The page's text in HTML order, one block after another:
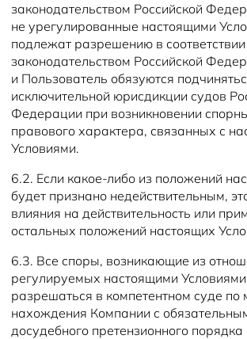
законодательством Российской
не урегулированные настоящими
подлежат разрешению в соответствии
законодательством Российской
и Пользователь обязуются
исключительной юрисдикции судов
Федерации при возникновении
правового характера, связанных с
Условиями.
6.2. Если какое-либо из положений
будет признано недействительным,
влияния на действительность или
остальных положений настоящих
6.3. Все споры, возникающие из
регулируемых настоящими
разрешаться в компетентном суде по
нахождения Компании с
досудебного претензионного порядка